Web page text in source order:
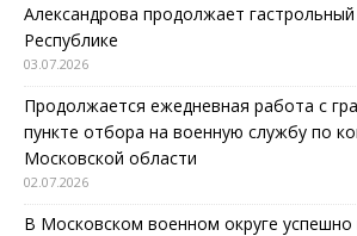
Александрова продолжает
Республике
03.07.2026
Продолжается ежедневная работа с
пункте отбора на военную службу по
Московской области
02.07.2026
В Московском военном округе